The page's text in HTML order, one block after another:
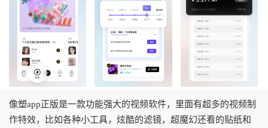
像塑app正版是一款功能强大的视频软件，里面有超多的视频制
作特效，比如各种小工具，炫酷的滤镜，超魔幻还看的贴纸和